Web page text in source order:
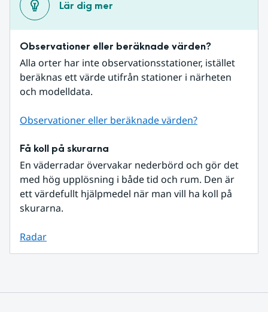
Lär dig mer
Observationer eller beräknade värden?
Alla orter har inte observationsstationer, istället
beräknas ett värde utifrån stationer i närheten
och modelldata.
Observationer eller beräknade värden?
Få koll på skurarna
En väderradar övervakar nederbörd och gör det
med hög upplösning i både tid och rum. Den är
ett värdefullt hjälpmedel när man vill ha koll på
skurarna.
Radar